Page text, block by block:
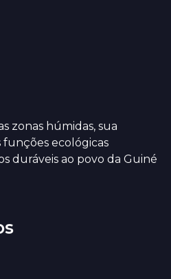
zonas húmidas, sua
funções ecológicas
duráveis ao povo da Guiné